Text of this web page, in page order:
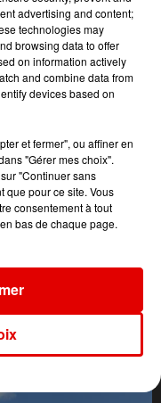
advertising and content;
technologies may
browsing data to offer
on information actively
and combine data from
devices based on
et fermer", ou affiner en
"Gérer mes choix".
"Continuer sans
que pour ce site. Vous
consentement à tout
bas de chaque page.